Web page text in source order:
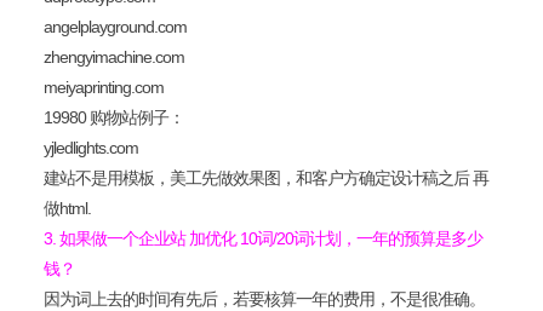
angelplayground.com
zhengyimachine.com
meiyaprinting.com
19980 购物站例子：
yjledlights.com
建站不是用模板，美工先做效果图，和客户方确定设计稿之后 再
做html.
3. 如果做一个企业站 加优化 10词/20词计划，一年的预算是多少
钱？
因为词上去的时间有先后，若要核算一年的费用，不是很准确。